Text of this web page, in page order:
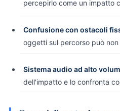
percepirlo come un impatto
Confusione con ostacoli
oggetti sul percorso può
Sistema audio ad alto
dell'impatto e lo confronta